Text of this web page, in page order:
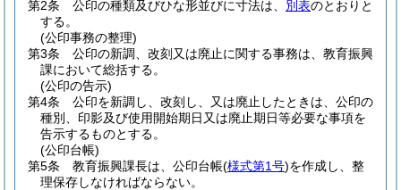
第2条
公印の種類及びひな形並びに寸法は、 別表のとおりと
する。
(公印事務の整理)
第3条
公印の新調、改刻又は廃止に関する事務は、教育振興
課において総括する。
(公印の告示)
第4条
公印を新調し、改刻し、又は廃止したときは、公印の
種別、印影及び使用開始期日又は廃止期日等必要な事項を
告示するものとする。
(公印台帳)
第5条
教育振興課長は、公印台帳(様式第1号)を作成し、整
理保存しなければならない。